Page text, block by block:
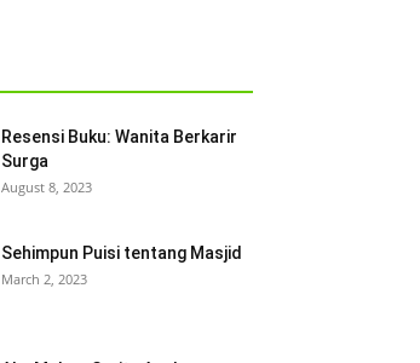
Resensi Buku: Wanita Berkarir
Surga
August 8, 2023
Sehimpun Puisi tentang Masjid
March 2, 2023